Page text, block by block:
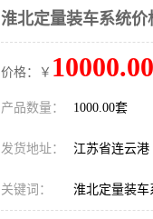
淮北定量装车系统
价格：￥ 10000.00
产品数量： 1000.00套
发货地址： 江苏省连云港
关键词： 淮北定量装车